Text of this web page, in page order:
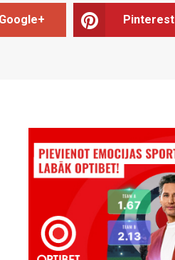
Google+ Pinterest